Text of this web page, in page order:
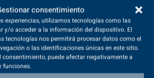
consentimiento
experiencias, utilizamos tecnologías como las
y/o acceder a la información del dispositivo. El
tecnologías nos permitirá procesar datos como el
o las identificaciones únicas en este sitio.
consentimiento, puede afectar negativamente a
funciones.
la Universidad desde la
Educación Infantil